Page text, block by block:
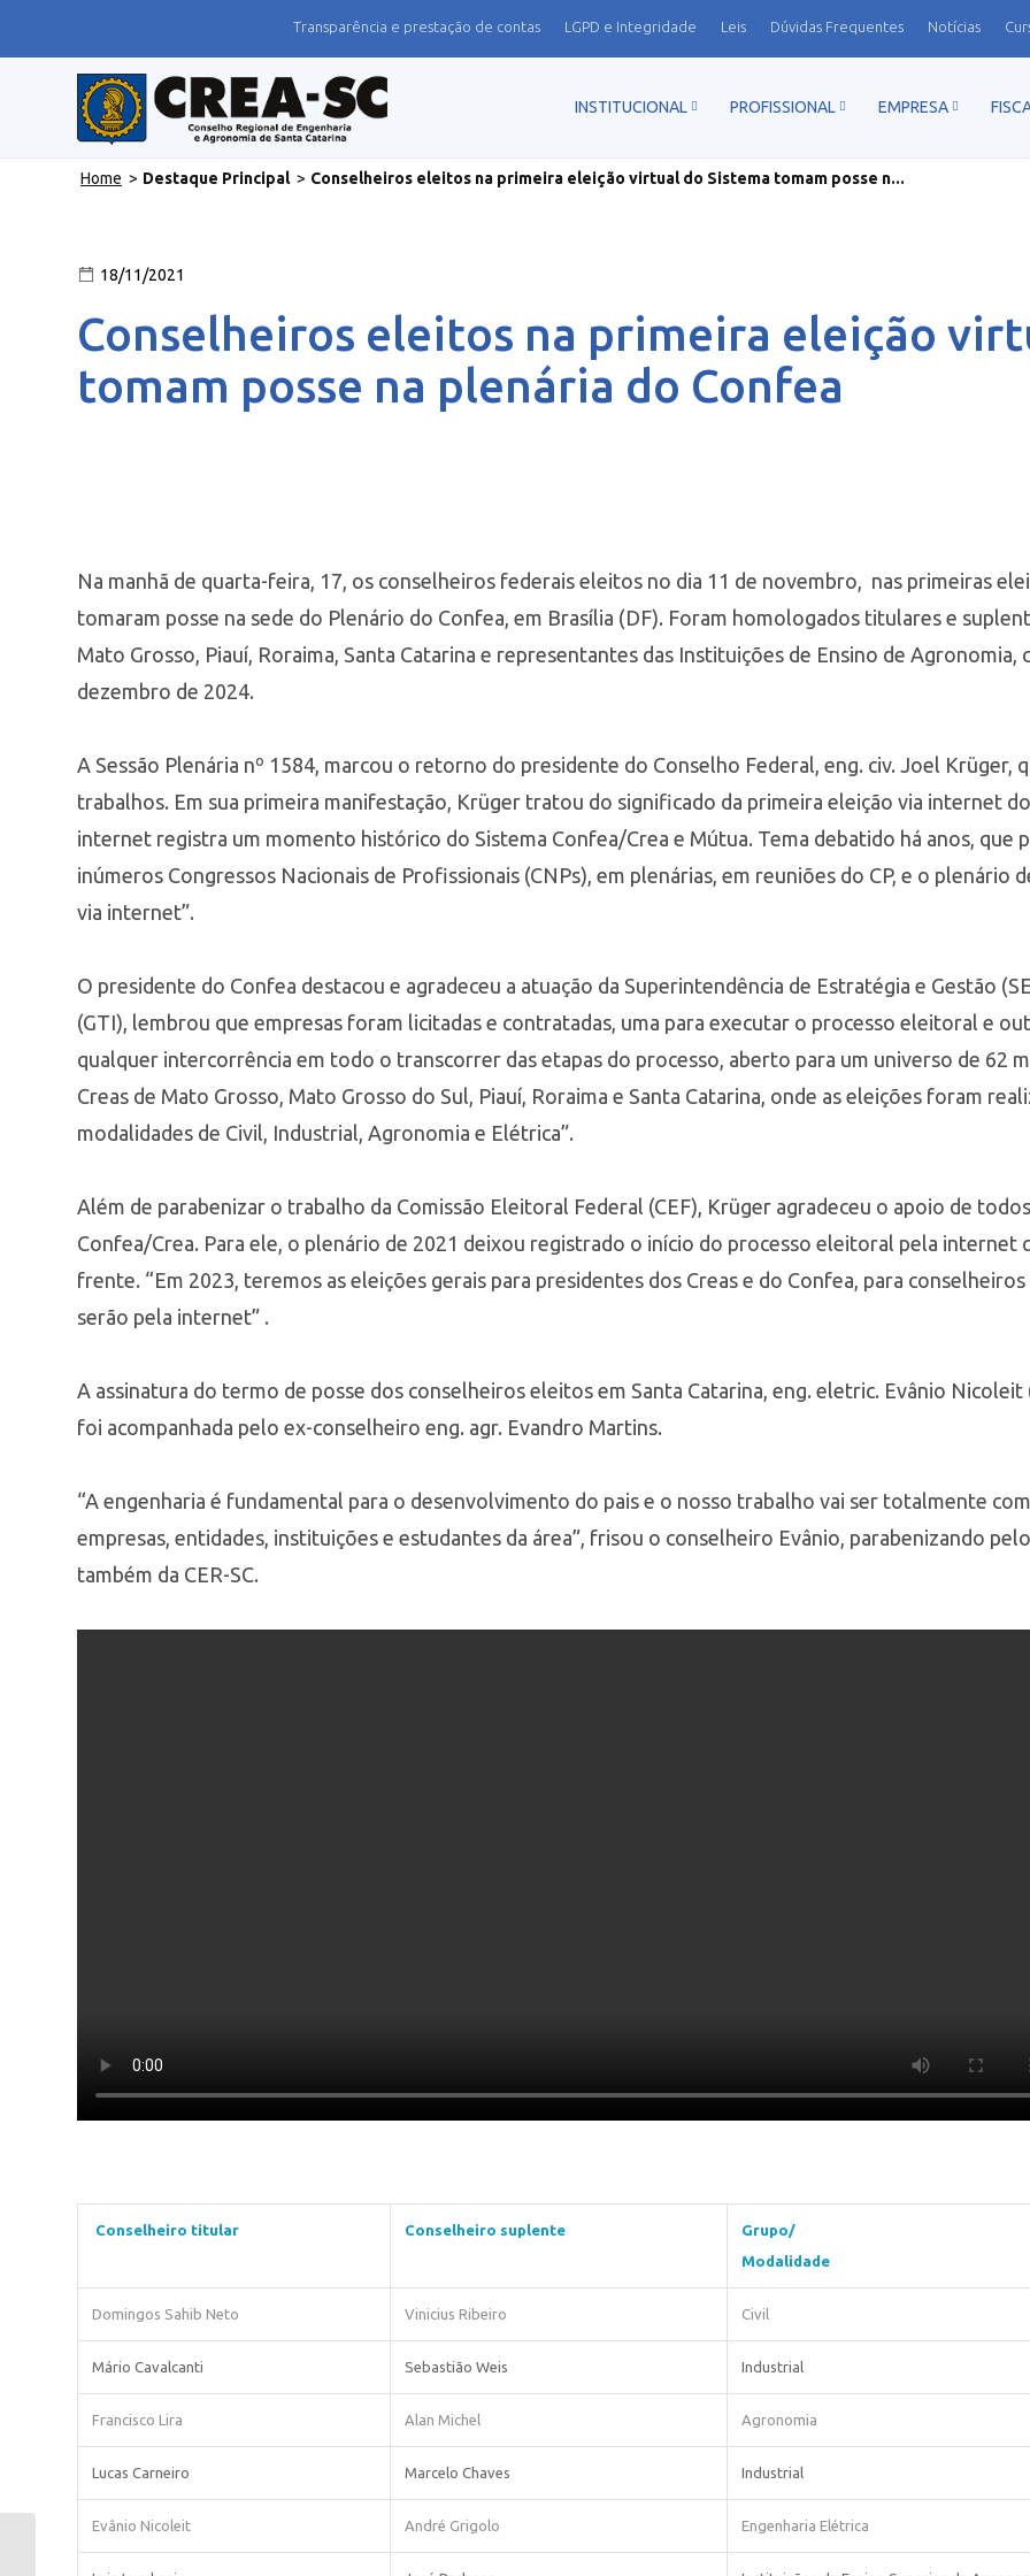
Transparência e prestação de contas LGPD e Integridade Leis Dúvidas Frequentes Notícias
INSTITUCIONAL PROFISSIONAL EMPRESA
Home > Destaque Principal > Conselheiros eleitos na primeira eleição virtual do Sistema tomam posse n...
18/11/2021
Conselheiros eleitos na primeira eleição
tomam posse na plenária do Confea
Na manhã de quarta-feira, 17, os conselheiros federais eleitos no dia 11 de novembro, nas primeiras
tomaram posse na sede do Plenário do Confea, em Brasília (DF). Foram homologados titulares e
Mato Grosso, Piauí, Roraima, Santa Catarina e representantes das Instituições de Ensino de Agronomia,
dezembro de 2024.
A Sessão Plenária nº 1584, marcou o retorno do presidente do Conselho Federal, eng. civ. Joel Krüger,
trabalhos. Em sua primeira manifestação, Krüger tratou do significado da primeira eleição via internet
internet registra um momento histórico do Sistema Confea/Crea e Mútua. Tema debatido há anos, que
inúmeros Congressos Nacionais de Profissionais (CNPs), em plenárias, em reuniões do CP, e o plenário
via internet”.
O presidente do Confea destacou e agradeceu a atuação da Superintendência de Estratégia e Gestão
(GTI), lembrou que empresas foram licitadas e contratadas, uma para executar o processo eleitoral e
qualquer intercorrência em todo o transcorrer das etapas do processo, aberto para um universo de 62
Creas de Mato Grosso, Mato Grosso do Sul, Piauí, Roraima e Santa Catarina, onde as eleições foram
modalidades de Civil, Industrial, Agronomia e Elétrica”.
Além de parabenizar o trabalho da Comissão Eleitoral Federal (CEF), Krüger agradeceu o apoio de
Confea/Crea. Para ele, o plenário de 2021 deixou registrado o início do processo eleitoral pela internet
frente. “Em 2023, teremos as eleições gerais para presidentes dos Creas e do Confea, para
serão pela internet” .
A assinatura do termo de posse dos conselheiros eleitos em Santa Catarina, eng. eletric. Evânio
foi acompanhada pelo ex-conselheiro eng. agr. Evandro Martins.
“A engenharia é fundamental para o desenvolvimento do pais e o nosso trabalho vai ser totalmente
empresas, entidades, instituições e estudantes da área”, frisou o conselheiro Evânio, parabenizando
também da CER-SC.
Conselheiro titular Conselheiro suplente
Grupo/
Modalidade
Domingos Sahib Neto Vinicius Ribeiro Civil
Mário Cavalcanti Sebastião Weis Industrial
Francisco Lira Alan Michel Agronomia
Lucas Carneiro Marcelo Chaves Industrial
Evânio Nicoleit André Grigolo Engenharia Elétrica